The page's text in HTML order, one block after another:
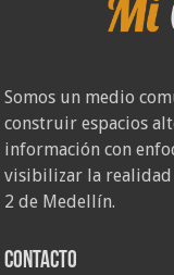
Somos un medio
construir espacios
información con
visibilizar la realidad
2 de Medellín.
Contacto